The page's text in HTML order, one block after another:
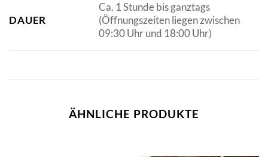
DAUER
Ca. 1 Stunde bis ganztags
(Öffnungszeiten liegen zwischen
09:30 Uhr und 18:00 Uhr)
ÄHNLICHE PRODUKTE